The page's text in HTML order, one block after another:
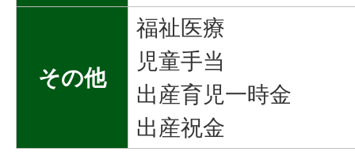
その他
福祉医療
児童手当
出産育児一時金
出産祝金